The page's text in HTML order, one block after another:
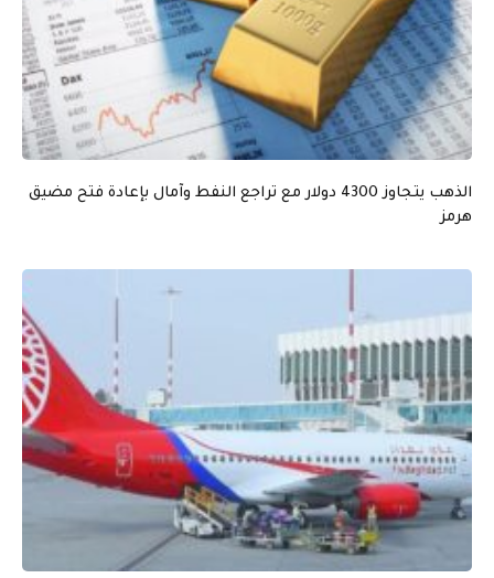
الذهب يتجاوز 4300 دولار مع تراجع النفط وآمال بإعادة فتح مضيق
هرمز